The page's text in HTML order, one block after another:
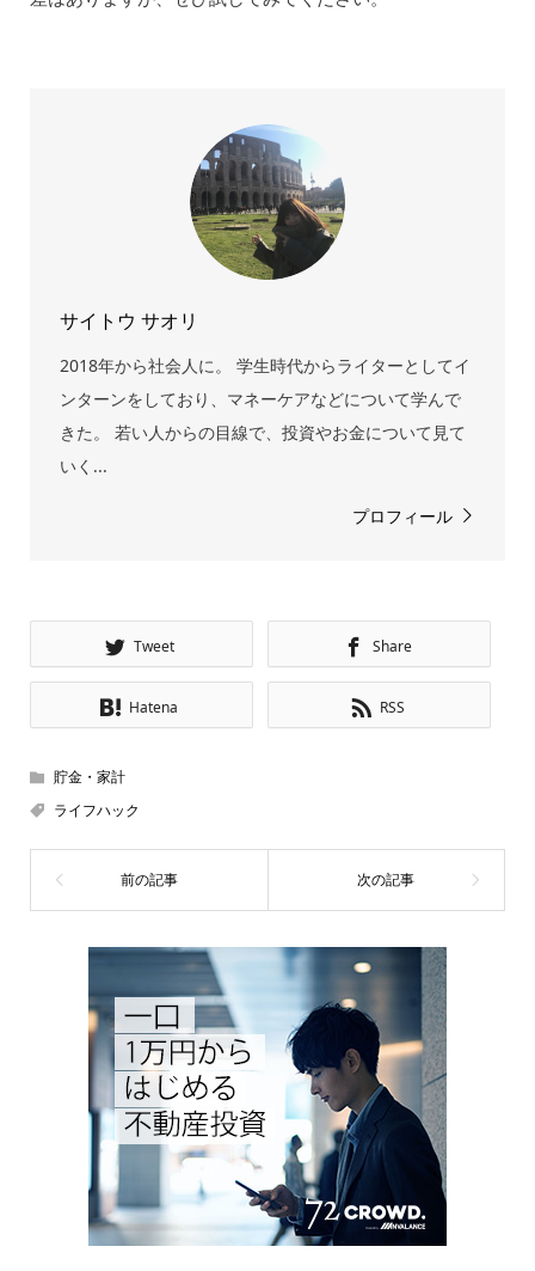
サイトウ サオリ
2018年から社会人に。 学生時代からライターとしてイ
ンターンをしており、マネーケアなどについて学んで
きた。 若い人からの目線で、投資やお金について見て
いく...
プロフィール
Tweet Share
Hatena RSS
貯金・家計
ライフハック